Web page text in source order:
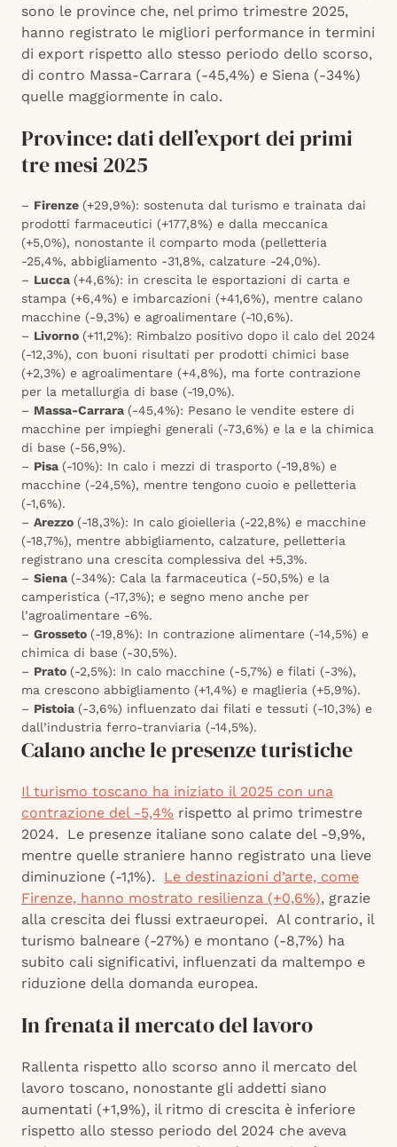
sono le province che, nel primo trimestre 2025,
hanno registrato le migliori performance in termini
di export rispetto allo stesso periodo dello scorso,
di contro Massa-Carrara (-45,4%) e Siena (-34%)
quelle maggiormente in calo.
Province: dati dell’export dei primi
tre mesi 2025
– Firenze (+29,9%): sostenuta dal turismo e trainata dai
prodotti farmaceutici (+177,8%) e dalla meccanica
(+5,0%), nonostante il comparto moda (pelletteria
-25,4%, abbigliamento -31,8%, calzature -24,0%).
– Lucca (+4,6%): in crescita le esportazioni di carta e
stampa (+6,4%) e imbarcazioni (+41,6%), mentre calano
macchine (-9,3%) e agroalimentare (-10,6%).
– Livorno (+11,2%): Rimbalzo positivo dopo il calo del 2024
(-12,3%), con buoni risultati per prodotti chimici base
(+2,3%) e agroalimentare (+4,8%), ma forte contrazione
per la metallurgia di base (-19,0%). ​
– Massa-Carrara (-45,4%): Pesano le vendite estere di
macchine per impieghi generali (-73,6%) e la e la chimica
di base (-56,9%).
– Pisa (-10%): In calo i mezzi di trasporto (-19,8%) e
macchine (-24,5%), mentre tengono cuoio e pelletteria
(-1,6%).
– Arezzo (-18,3%): In calo gioielleria (-22,8%) e macchine
(-18,7%), mentre abbigliamento, calzature, pelletteria
registrano una crescita complessiva del +5,3%.
– Siena (-34%): Cala la farmaceutica (-50,5%) e la
camperistica (-17,3%); e segno meno anche per
l’agroalimentare -6%. ​
– Grosseto (-19,8%): In contrazione alimentare (-14,5%) e
chimica di base (-30,5%).
– Prato (-2,5%): In calo macchine (-5,7%) e filati (-3%),
ma crescono abbigliamento (+1,4%) e maglieria (+5,9%).
– Pistoia (-3,6%) influenzato dai filati e tessuti (-10,3%) e
dall’industria ferro-tranviaria (-14,5%).
Calano anche le presenze turistiche
Il turismo toscano ha iniziato il 2025 con una
contrazione del -5,4% rispetto al primo trimestre
2024. ​ Le presenze italiane sono calate del -9,9%,
mentre quelle straniere hanno registrato una lieve
diminuzione (-1,1%). ​ Le destinazioni d’arte, come
Firenze, hanno mostrato resilienza (+0,6%), grazie
alla crescita dei flussi extraeuropei. ​ Al contrario, il
turismo balneare (-27%) e montano (-8,7%) ha
subito cali significativi, influenzati da maltempo e
riduzione della domanda europea. ​
In frenata il mercato del lavoro
Rallenta rispetto allo scorso anno il mercato del
lavoro toscano, nonostante gli addetti siano
aumentati (+1,9%), il ritmo di crescita è inferiore
rispetto allo stesso periodo del 2024 che aveva